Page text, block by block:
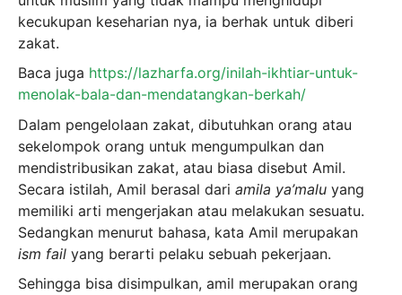
kecukupan keseharian nya, ia berhak untuk diberi
zakat.
Baca juga https://lazharfa.org/inilah-ikhtiar-untuk-
menolak-bala-dan-mendatangkan-berkah/
Dalam pengelolaan zakat, dibutuhkan orang atau
sekelompok orang untuk mengumpulkan dan
mendistribusikan zakat, atau biasa disebut Amil.
Secara istilah, Amil berasal dari amila ya’malu yang
memiliki arti mengerjakan atau melakukan sesuatu.
Sedangkan menurut bahasa, kata Amil merupakan
ism fail yang berarti pelaku sebuah pekerjaan.
Sehingga bisa disimpulkan, amil merupakan orang